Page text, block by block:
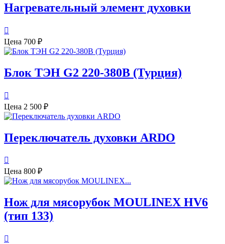
Нагревательный элемент духовки

Цена 700 ₽
Блок ТЭН G2 220-380В (Турция)

Цена 2 500 ₽
Переключатель духовки ARDO

Цена 800 ₽
Нож для мясорубок MOULINEX HV6
(тип 133)
